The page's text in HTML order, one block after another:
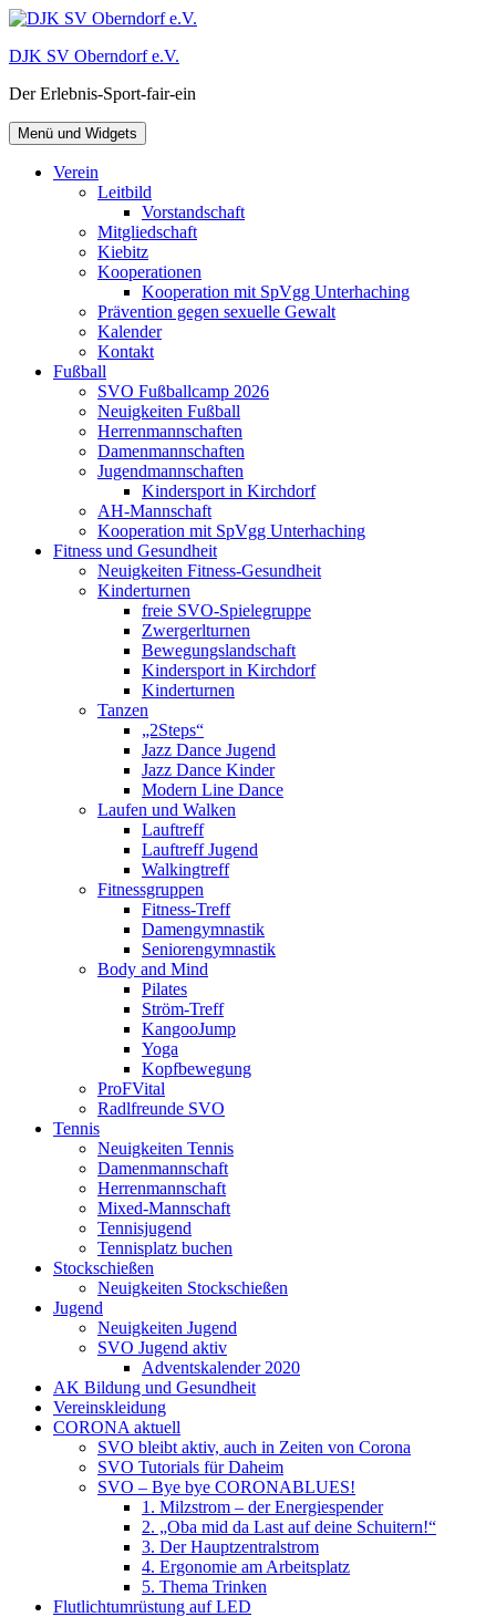
Zum
springen
DJK SV Oberndorf e.V.
Der Erlebnis-Sport-fair-ein
Menü und Widgets
Verein
Leitbild
Vorstandschaft
Mitgliedschaft
Kiebitz
Kooperationen
Kooperation mit SpVgg Unterhaching
Prävention gegen sexuelle Gewalt
Kalender
Kontakt
Fußball
SVO Fußballcamp 2026
Neuigkeiten Fußball
Herrenmannschaften
Damenmannschaften
Jugendmannschaften
Kindersport in Kirchdorf
AH-Mannschaft
Kooperation mit SpVgg Unterhaching
Fitness und Gesundheit
Neuigkeiten Fitness-Gesundheit
Kinderturnen
freie SVO-Spielegruppe
Zwergerlturnen
Bewegungslandschaft
Kindersport in Kirchdorf
Kinderturnen
Tanzen
„2Steps“
Jazz Dance Jugend
Jazz Dance Kinder
Modern Line Dance
Laufen und Walken
Lauftreff
Lauftreff Jugend
Walkingtreff
Fitnessgruppen
Fitness-Treff
Damengymnastik
Seniorengymnastik
Body and Mind
Pilates
Ström-Treff
KangooJump
Yoga
Kopfbewegung
ProFVital
Radlfreunde SVO
Tennis
Neuigkeiten Tennis
Damenmannschaft
Herrenmannschaft
Mixed-Mannschaft
Tennisjugend
Tennisplatz buchen
Stockschießen
Neuigkeiten Stockschießen
Jugend
Neuigkeiten Jugend
SVO Jugend aktiv
Adventskalender 2020
AK Bildung und Gesundheit
Vereinskleidung
CORONA aktuell
SVO bleibt aktiv, auch in Zeiten von Corona
SVO Tutorials für Daheim
SVO – Bye bye CORONABLUES!
1. Milzstrom – der Energiespender
2. „Oba mid da Last auf deine Schuitern!“
3. Der Hauptzentralstrom
4. Ergonomie am Arbeitsplatz
5. Thema Trinken
Flutlichtumrüstung auf LED